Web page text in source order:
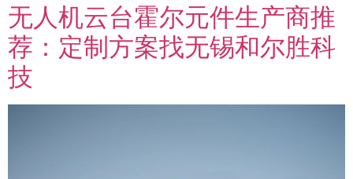
无人机云台霍尔元件生产商推
荐：定制方案找无锡和尔胜科
技